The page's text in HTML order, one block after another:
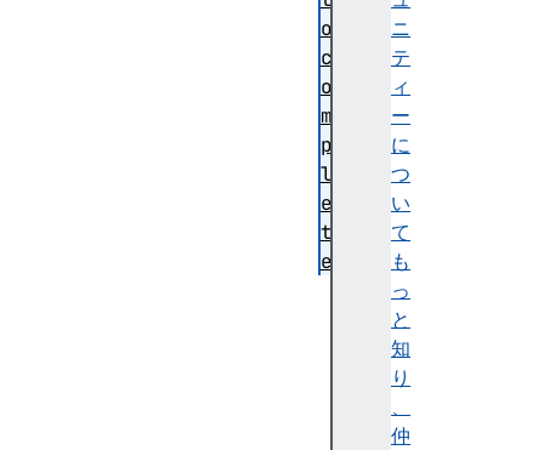
ニ
テ
ィ
ー
に
つ
い
て
も
っ
と
知
り
、
仲
o
c
o
m
p
l
e
t
e